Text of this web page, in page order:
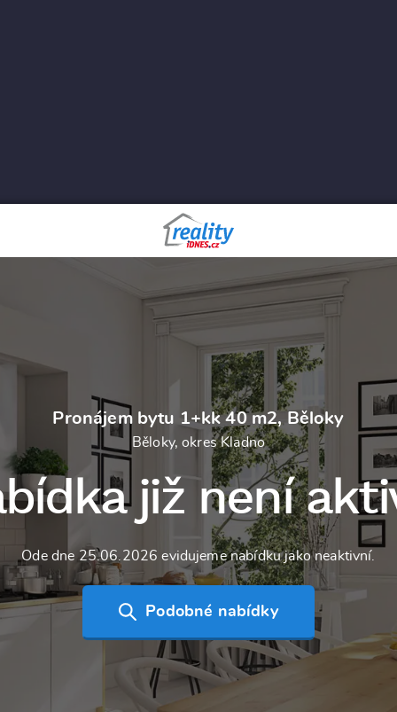
Pronájem bytu 1+kk 40 m2, Běloky
Běloky, okres Kladno
již není
Ode dne 25.06.2026 evidujeme nabídku jako neaktivní.
Podobné nabídky